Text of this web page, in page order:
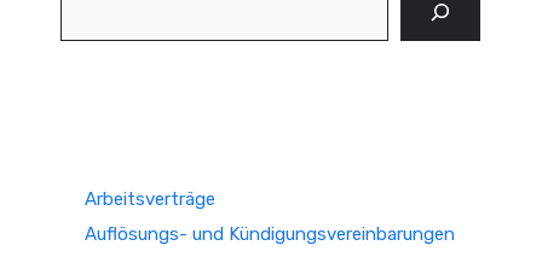
Arbeitsverträge
Auflösungs- und Kündigungsvereinbarungen